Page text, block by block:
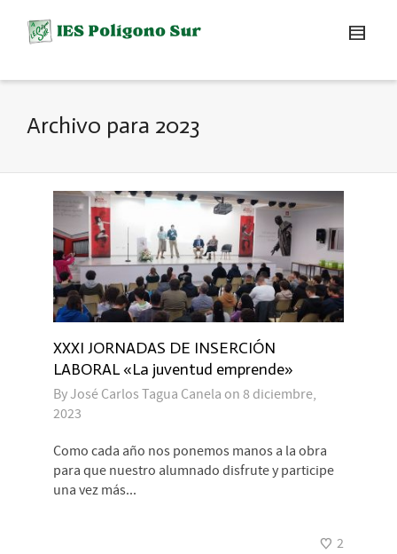
Archivo para 2023
XXXI JORNADAS DE INSERCIÓN
LABORAL «La juventud emprende»
ByJosé Carlos Tagua Canela on 8 diciembre,
2023
Como cada año nos ponemos manos a la obra
para que nuestro alumnado disfrute y participe
una vez más...
2